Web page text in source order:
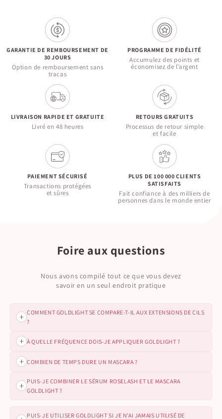
GARANTIE DE REMBOURSEMENT DE
30 JOURS
Option de remboursement sans
tracas
PROGRAMME DE FIDÉLITÉ
Accumulez des points et
économisez de l’argent
LIVRAISON RAPIDE ET GRATUITE
Livré en 48 heures
RETOURS GRATUITS
Processus de retour simple
et facile
PAIEMENT SÉCURISÉ
Transactions protégées
et sûres
PLUS DE 100 000 CLIENTS
SATISFAITS
Fait confiance à des milliers de
personnes dans le monde entier
Foire aux questions
Nous avons compilé tout ce que vous devez
savoir en un seul endroit pratique
COMMENT GOLDLIGHT SE COMPARE-T-IL AUX EXTENSIONS DE CILS
?
GOLDLIGHT favorise la croissance naturelle des cils, vous
rendez-vous d’entretien, pas de dommages — juste des cils
À QUELLE FRÉQUENCE DOIS-JE APPLIQUER GOLDLIGHT ?
Pour de meilleurs résultats, appliquez GOLDLIGHT une fois
avec un mouvement de zig-zag.
COMBIEN DE TEMPS DURE UN MASCARA ?
Chaque mascara de GOLDLIGHT contient 3 ml, soit une cure
d’un mois lorsqu’il est utilisé selon les instructions, avec
PUIS-JE COMBINER LE SÉRUM ROSELASH ET LE MASCARA
GOLDLIGHT ?
PUIS-JE UTILISER GOLDLIGHT SI JE N’AI JAMAIS UTILISÉ DE